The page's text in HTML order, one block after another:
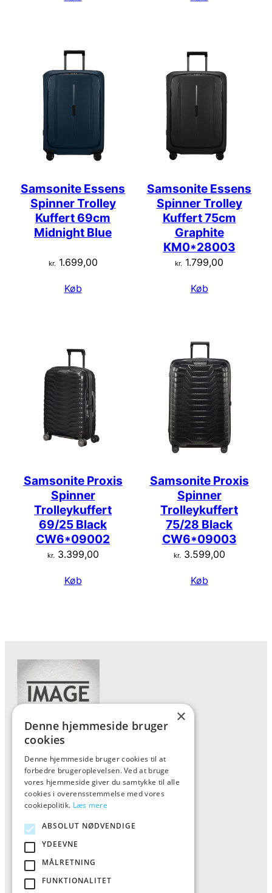
Samsonite Essens
Spinner Trolley
Kuffert 69cm
Midnight Blue
kr. 1.699,00
Køb
Samsonite Essens
Spinner Trolley
Kuffert 75cm
Graphite
KM0*28003
kr. 1.799,00
Køb
Samsonite Proxis
Spinner
Trolleykuffert
69/25 Black
CW6*09002
kr. 3.399,00
Køb
Samsonite Proxis
Spinner
Trolleykuffert
75/28 Black
CW6*09003
kr. 3.599,00
Køb
Forside
Vis alle produkter
Kontakt
ALFA
Tlf: 7876 8672
×
Denne hjemmeside bruger
cookies
Denne hjemmeside bruger cookies til at
forbedre brugeroplevelsen. Ved at bruge
vores hjemmeside giver du samtykke til alle
cookies i overensstemmelse med vores
cookiepolitik. Læs mere
ABSOLUT NØDVENDIGE
YDEEVNE
MÅLRETNING
FUNKTIONALITET